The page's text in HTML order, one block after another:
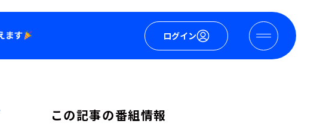
ログイン
この記事の番組情報